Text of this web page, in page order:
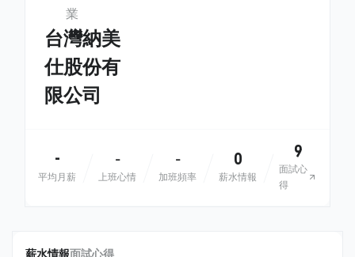
業
台灣納美
仕股份有
限公司
-
平均月薪
-
上班心情
-
加班頻率
0
薪水情報
9
面試心
得
薪水情報面試心得